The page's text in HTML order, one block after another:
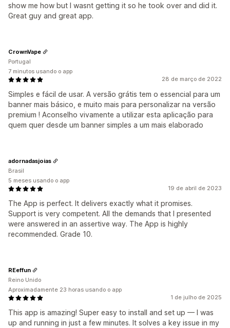
show me how but I wasnt getting it so he took over and did it.
Great guy and great app.
28 de março de 2022
Simples e fácil de usar. A versão grátis tem o essencial para um
banner mais básico, e muito mais para personalizar na versão
premium ! Aconselho vivamente a utilizar esta aplicação para
quem quer desde um banner simples a um mais elaborado
CrownVape
Portugal
7 minutos usando o app
19 de abril de 2023
The App is perfect. It delivers exactly what it promises.
Support is very competent. All the demands that I presented
were answered in an assertive way. The App is highly
recommended. Grade 10.
adornadasjoias
Brasil
5 meses usando o app
1 de julho de 2025
This app is amazing! Super easy to install and set up — I was
up and running in just a few minutes. It solves a key issue in my
REeffun
Reino Unido
Aproximadamente 23 horas usando o app